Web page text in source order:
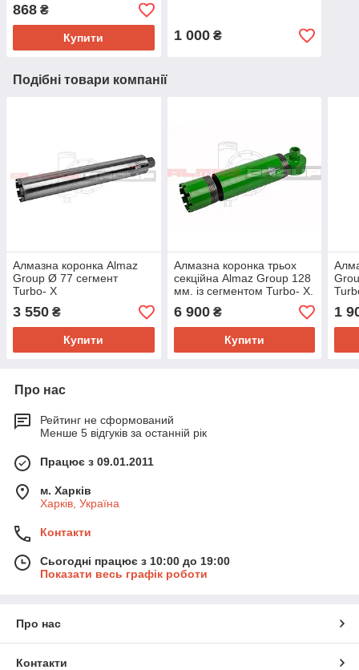
868 ₴
Купити 1 000₴
Подібні товари компанії
Алмазна коронка Almaz
Group Ø 77 сегмент
Turbo- X
3 550 ₴
Купити
Алмазна коронка трьох
секційна Almaz Group 128
мм. із сегментом Turbo- X.
6 900₴
Купити
1
Про нас
Рейтинг не сформований
Менше 5 відгуків за останній рік
Працює з 09.01.2011
м. Харків
Харків, Україна
Контакти
Сьогодні працює з 10:00 до 19:00
Показати весь графік роботи
Про нас
Контакти